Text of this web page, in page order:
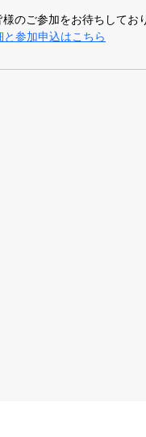
のご参加をお待ちしてお
参加申込はこちら